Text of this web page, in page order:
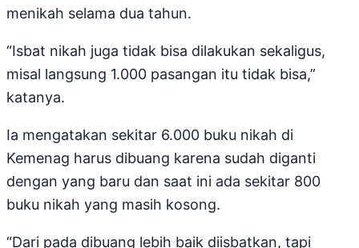
menikah selama dua tahun.
“Isbat nikah juga tidak bisa dilakukan sekaligus,
misal langsung 1.000 pasangan itu tidak bisa,”
katanya.
Ia mengatakan sekitar 6.000 buku nikah di
Kemenag harus dibuang karena sudah diganti
dengan yang baru dan saat ini ada sekitar 800
buku nikah yang masih kosong.
“Dari pada dibuang lebih baik diisbatkan, tapi